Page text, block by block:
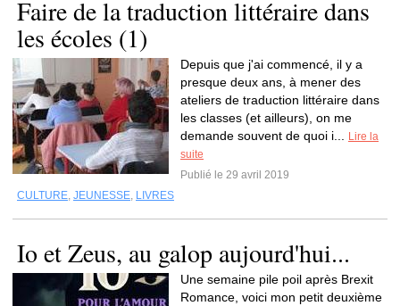
Faire de la traduction littéraire dans
les écoles (1)
Depuis que j'ai commencé, il y a
presque deux ans, à mener des
ateliers de traduction littéraire dans
les classes (et ailleurs), on me
demande souvent de quoi i...
Lire la
suite
Publié le 29 avril 2019
CULTURE, JEUNESSE, LIVRES
Io et Zeus, au galop aujourd'hui...
Une semaine pile poil après Brexit
Romance, voici mon petit deuxième